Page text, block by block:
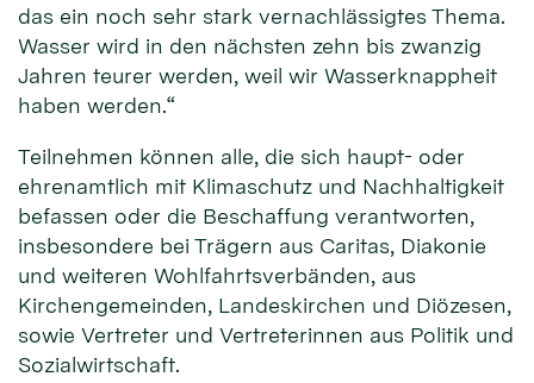
das ein noch sehr stark vernachlässigtes Thema.
Wasser wird in den nächsten zehn bis zwanzig
Jahren teurer werden, weil wir Wasserknappheit
haben werden.“
Teilnehmen können alle, die sich haupt- oder
ehrenamtlich mit Klimaschutz und Nachhaltigkeit
befassen oder die Beschaffung verantworten,
insbesondere bei Trägern aus Caritas, Diakonie
und weiteren Wohlfahrtsverbänden, aus
Kirchengemeinden, Landeskirchen und Diözesen,
sowie Vertreter und Vertreterinnen aus Politik und
Sozialwirtschaft.